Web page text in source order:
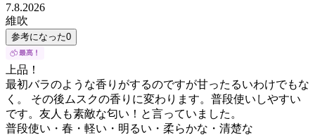
7.8.2026
維吹
参考になった0
上品！
最初バラのような香りがするのですが甘ったるいわけでもな
く。 その後ムスクの香りに変わります。普段使いしやすい
です。友人も素敵な匂い！と言っていました。
普段使い・春・軽い・明るい・柔らかな・清楚な